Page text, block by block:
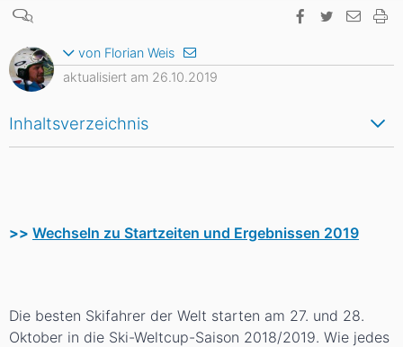
Inhaltsverzeichnis
>> Wechseln zu Startzeiten und Ergebnissen 2019
Die besten Skifahrer der Welt starten am 27. und 28.
Oktober in die Ski-Weltcup-Saison 2018/2019. Wie jedes
von Florian Weis
aktualisiert am 26.10.2019